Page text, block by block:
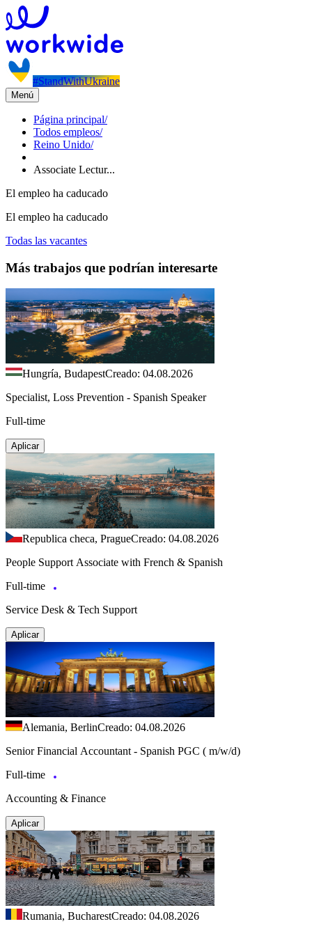
#StandWithUkraine
Menú
Página principal/
Todos empleos/
Reino Unido/
Associate Lectur...
El empleo ha caducado
El empleo ha caducado
Todas las vacantes
Más trabajos que podrían interesarte
Hungría, BudapestCreado: 04.08.2026
Specialist, Loss Prevention - Spanish Speaker
Full-time
Aplicar
Republica checa, PragueCreado: 04.08.2026
People Support Associate with French & Spanish
Full-time
Service Desk & Tech Support
Aplicar
Alemania, BerlinCreado: 04.08.2026
Senior Financial Accountant - Spanish PGC ( m/w/d)
Full-time
Accounting & Finance
Aplicar
Rumania, BucharestCreado: 04.08.2026